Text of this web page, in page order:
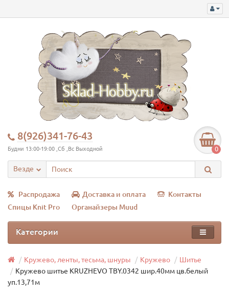
8(926)341-76-43
Будни 13:00-19:00 ,Сб ,Вс Выходной 0
Везде
Распродажа Доставка и оплата
Контакты
Спицы Knit Pro
Органайзеры Muud
Категории
Кружево, ленты, тесьма, шнуры Кружево
Шитье
Кружево шитье KRUZHEVO TBY.0342 шир.40мм цв.белый
уп.13,71м